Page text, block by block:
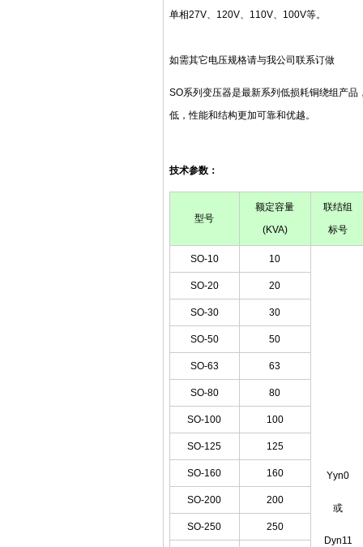
单相27V、120V、110V、100V等。
如需其它电压规格请与我公司联系订做
SO系列变压器是最新系列低损耗铜绕组产
低，性能和结构更加可靠和优越。
技术参数：
型号
额定容量
(KVA)
联结组
标号
SO-10 10
Yyn0
或
Dyn11
SO-20 20
SO-30 30
SO-50 50
SO-63 63
SO-80 80
SO-100 100
SO-125 125
SO-160 160
SO-200 200
SO-250 250